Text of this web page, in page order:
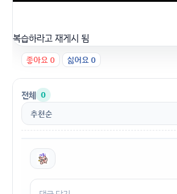
복습하라고 재게시 됨
좋아요0 싫어요0
전체 0